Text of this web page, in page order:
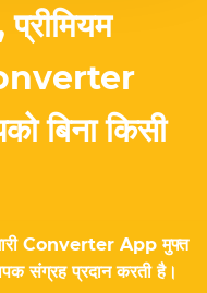
बिना किसी
Converter App मुफ्त
संग्रह प्रदान करती है।